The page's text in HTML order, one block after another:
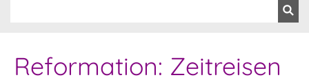
Reformation: Zeitreisen